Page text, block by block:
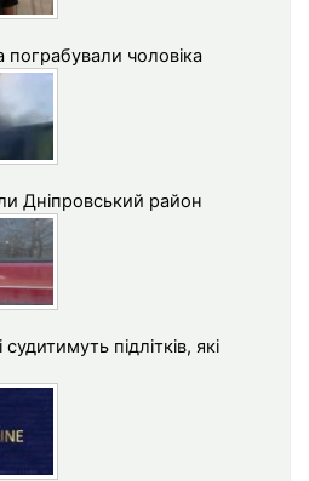
чоловіка
Дніпровський район
підлітків, які